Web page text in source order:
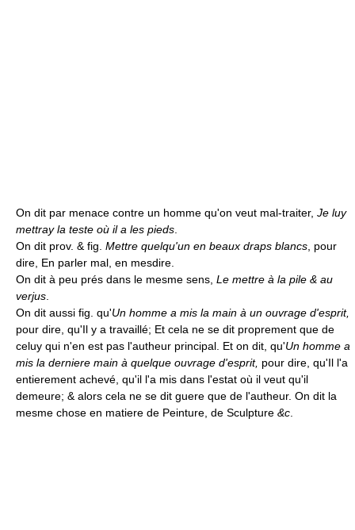
On dit par menace contre un homme qu'on veut mal-traiter, Je luy
mettray la teste où il a les pieds
On dit prov. & fig. Mettre quelqu'un en beaux draps blancs , pour
dire, En parler mal, en mesdire.
On dit à peu prés dans le mesme sens, Le mettre à la pile & au
verjus
On dit aussi fig. qu'Un homme a mis la main à un ouvrage d'esprit,
pour dire, qu'Il y a travaillé; Et cela ne se dit proprement que de
celuy qui n'en est pas l'autheur principal. Et on dit, qu'Un homme a
mis la derniere main à quelque ouvrage d'esprit, pour dire, qu'Il l'a
entierement achevé, qu'il l'a mis dans l'estat où il veut qu'il
demeure; & alors cela ne se dit guere que de l'autheur. On dit la
mesme chose en matiere de Peinture, de Sculpture &c